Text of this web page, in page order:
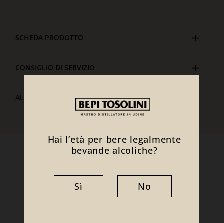
SCHEDA PRODOTTO
CONSIGLIO DI SERVIZIO
ALTRE CURIOSITÀ
Ti potrebbe interessare anche
Hai l’età per bere legalmente
bevande alcoliche?
No
Sì